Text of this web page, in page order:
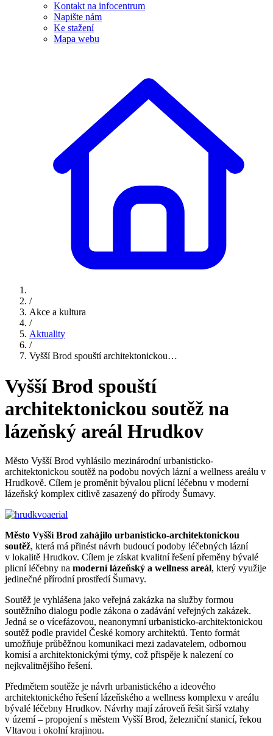
Kontakt na infocentrum
Napište nám
Ke stažení
Mapa webu
/
Akce a kultura
/
Aktuality
/
Vyšší Brod spouští architektonickou…
Vyšší Brod spouští
architektonickou soutěž na
lázeňský areál Hrudkov
Město Vyšší Brod vyhlásilo mezinárodní urbanisticko-
architektonickou soutěž na podobu nových lázní a wellness areálu v
Hrudkově. Cílem je proměnit bývalou plicní léčebnu v moderní
lázeňský komplex citlivě zasazený do přírody Šumavy.
Město Vyšší Brod zahájilo urbanisticko-architektonickou
soutěž, která má přinést návrh budoucí podoby léčebných lázní
v lokalitě Hrudkov. Cílem je získat kvalitní řešení přeměny bývalé
plicní léčebny na moderní lázeňský a wellness areál, který využije
jedinečné přírodní prostředí Šumavy.
Soutěž je vyhlášena jako veřejná zakázka na služby formou
soutěžního dialogu podle zákona o zadávání veřejných zakázek.
Jedná se o vícefázovou, neanonymní urbanisticko-architektonickou
soutěž podle pravidel České komory architektů. Tento formát
umožňuje průběžnou komunikaci mezi zadavatelem, odbornou
komisí a architektonickými týmy, což přispěje k nalezení co
nejkvalitnějšího řešení.
Předmětem soutěže je návrh urbanistického a ideového
architektonického řešení lázeňského a wellness komplexu v areálu
bývalé léčebny Hrudkov. Návrhy mají zároveň řešit širší vztahy
v území – propojení s městem Vyšší Brod, železniční stanicí, řekou
Vltavou i okolní krajinou.